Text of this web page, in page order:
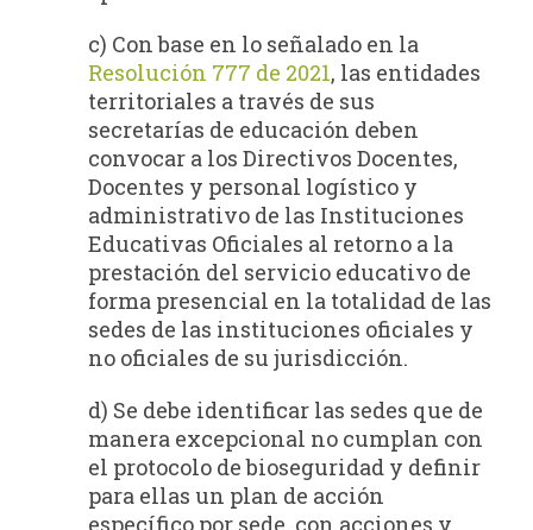
c) Con base en lo señalado en la
Resolución 777 de 2021, las entidades
territoriales a través de sus
secretarías de educación deben
convocar a los Directivos Docentes,
Docentes y personal logístico y
administrativo de las Instituciones
Educativas Oficiales al retorno a la
prestación del servicio educativo de
forma presencial en la totalidad de las
sedes de las instituciones oficiales y
no oficiales de su jurisdicción.
d) Se debe identificar las sedes que de
manera excepcional no cumplan con
el protocolo de bioseguridad y definir
para ellas un plan de acción
específico por sede, con acciones y